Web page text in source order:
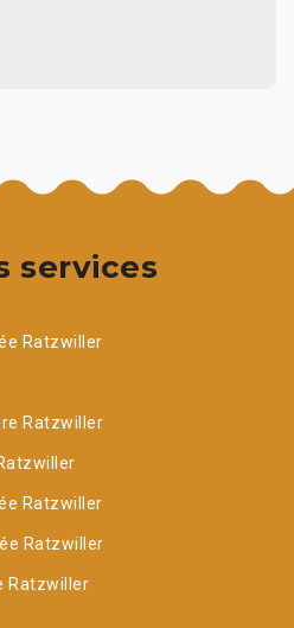
services
Ratzwiller
Ratzwiller
Ratzwiller
Ratzwiller
Ratzwiller